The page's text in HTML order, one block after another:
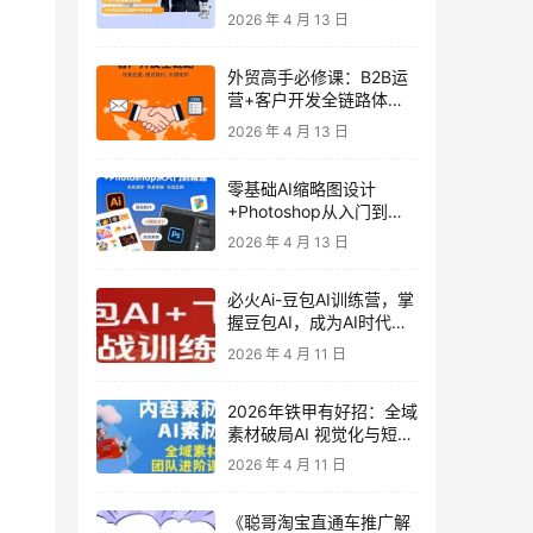
发客户-内容营销-从0到3
2026 年 4 月 13 日
外贸高手必修课：B2B运
营+客户开发全链路体系
课 | 从0到1成为外贸精英
2026 年 4 月 13 日
零基础AI缩略图设计
+Photoshop从入门到精
通 全套教程（含形象照拍
2026 年 4 月 13 日
必火Ai-豆包AI训练营，掌
握豆包AI，成为AI时代的
全能型人才
2026 年 4 月 11 日
2026年铁甲有好招：全域
素材破局AI 视觉化与短剧
营销实战指南——高效增
策略
2026 年 4 月 11 日
《聪哥淘宝直通车推广解